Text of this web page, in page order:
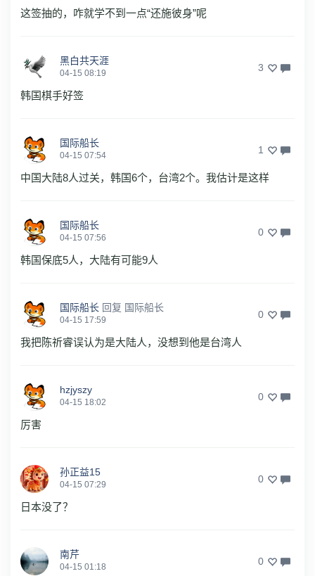
这签抽的，咋就学不到一点“还施彼身”呢
黑白共天涯
04-15 08:19 3
韩国棋手好签
国际船长
04-15 07:54 1
中国大陆8人过关，韩国6个，台湾2个。我估计是这样
国际船长
04-15 07:56 0
韩国保底5人，大陆有可能9人
国际船长 回复 国际船长
04-15 17:59 0
我把陈祈睿误认为是大陆人，没想到他是台湾人
hzjyszy
04-15 18:02 0
厉害
孙正益15
04-15 07:29 0
日本没了？
南芹
04-15 01:18 0